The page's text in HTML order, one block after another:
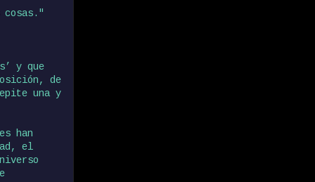
cosas."
y que
de
una y
han
el